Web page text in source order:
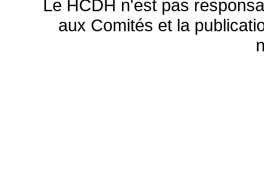
Le HCDH n'est pas
aux Comités et la